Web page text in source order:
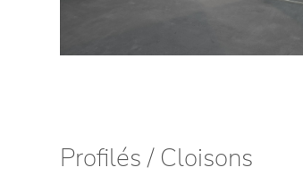
Profilés / Cloisons